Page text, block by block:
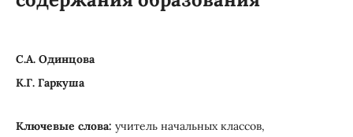
С.А. Одинцова
К.Г. Гаркуша
Ключевые слова: учитель начальных классов,